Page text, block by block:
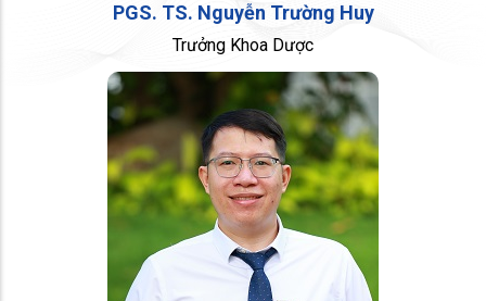
PGS. TS. Nguyễn Trường Huy
Trưởng Khoa Dược